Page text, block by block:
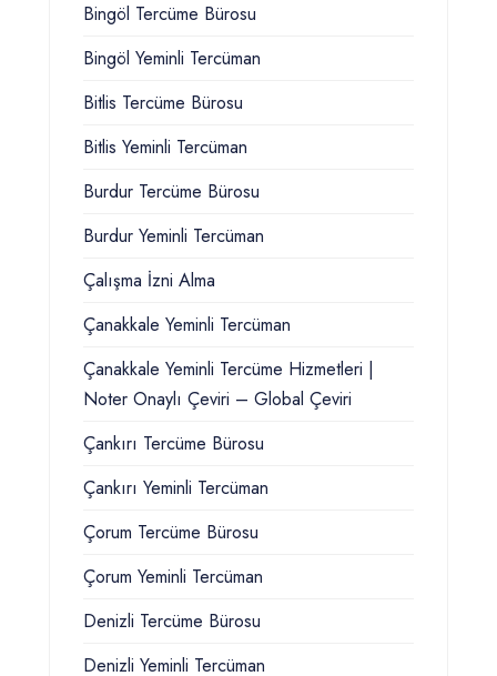
Bingöl Tercüme Bürosu
Bingöl Yeminli Tercüman
Bitlis Tercüme Bürosu
Bitlis Yeminli Tercüman
Burdur Tercüme Bürosu
Burdur Yeminli Tercüman
Çalışma İzni Alma
Çanakkale Yeminli Tercüman
Çanakkale Yeminli Tercüme Hizmetleri |
Noter Onaylı Çeviri – Global Çeviri
Çankırı Tercüme Bürosu
Çankırı Yeminli Tercüman
Çorum Tercüme Bürosu
Çorum Yeminli Tercüman
Denizli Tercüme Bürosu
Denizli Yeminli Tercüman